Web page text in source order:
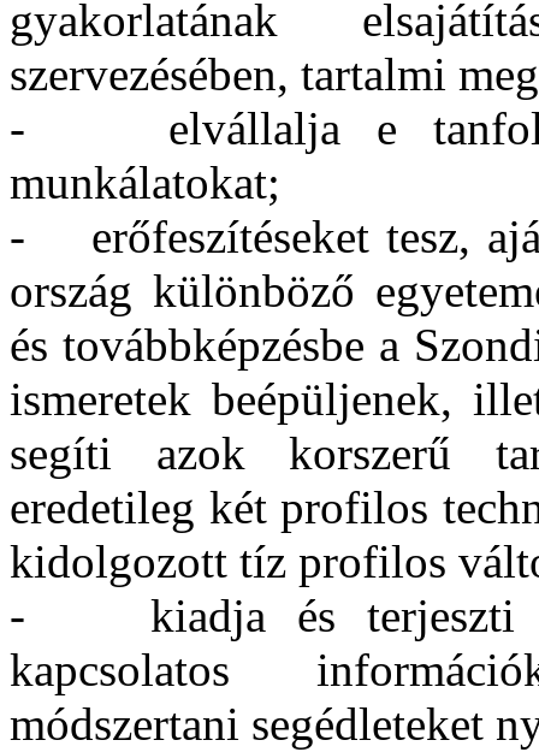
gyakorlatának
szervezésében, tartalmi
- elvállalja e
munkálatokat;
- erőfeszítéseket tesz,
ország különböző
és továbbképzésbe a
ismeretek beépüljenek,
segíti azok korszerű
eredetileg két profilos
kidolgozott tíz profilos
- kiadja és terjeszti a
kapcsolatos
módszertani segédleteket